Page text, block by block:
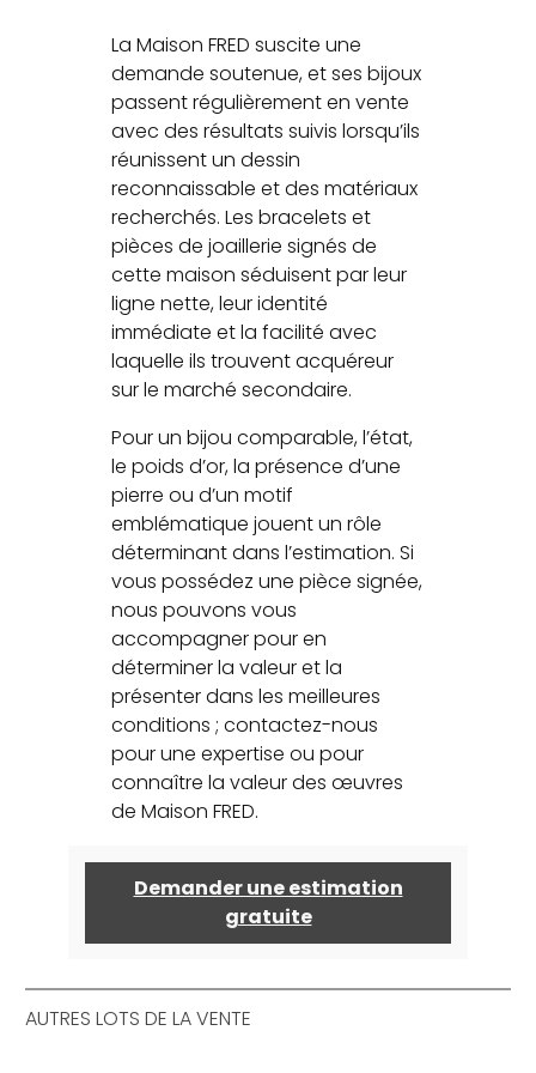
La Maison FRED suscite une
demande soutenue, et ses bijoux
passent régulièrement en vente
avec des résultats suivis lorsqu’ils
réunissent un dessin
reconnaissable et des matériaux
recherchés. Les bracelets et
pièces de joaillerie signés de
cette maison séduisent par leur
ligne nette, leur identité
immédiate et la facilité avec
laquelle ils trouvent acquéreur
sur le marché secondaire.
Pour un bijou comparable, l’état,
le poids d’or, la présence d’une
pierre ou d’un motif
emblématique jouent un rôle
déterminant dans l’estimation. Si
vous possédez une pièce signée,
nous pouvons vous
accompagner pour en
déterminer la valeur et la
présenter dans les meilleures
conditions ; contactez-nous
pour une expertise ou pour
connaître la valeur des œuvres
de Maison FRED.
Demander une estimation
gratuite
AUTRES LOTS DE LA VENTE